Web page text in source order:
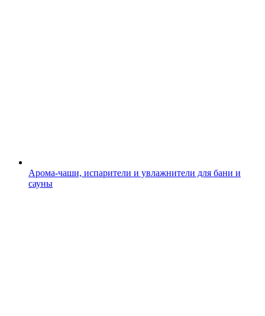
Арома-чаши, испарители и увлажнители для бани и
сауны